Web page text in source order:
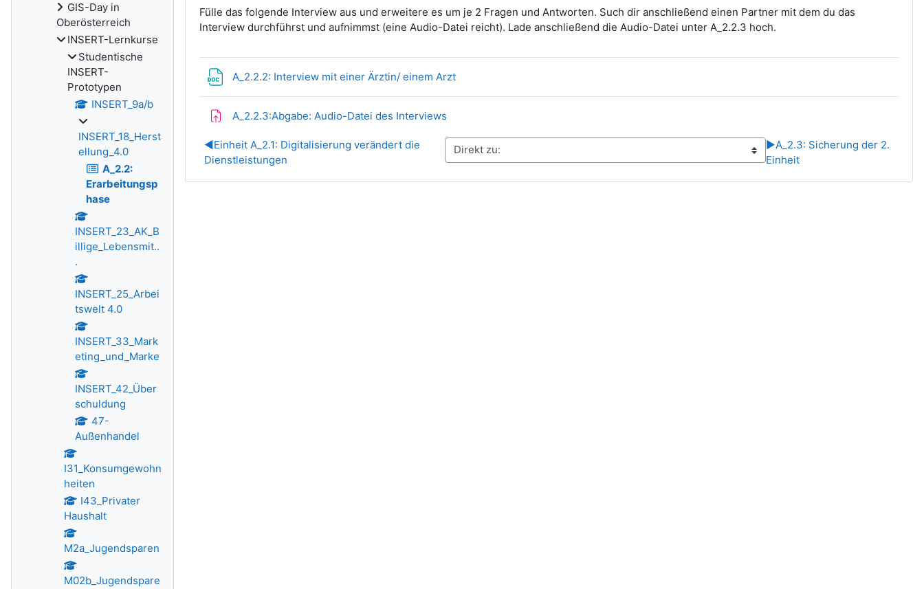
Fülle das folgende Interview aus und erweitere es um je 2 Fragen und Antworten. Such dir anschließend einen Partner mit dem du das
Interview durchführst und aufnimmst (eine Audio-Datei reicht). Lade anschließend die Audio-Datei unter A_2.2.3 hoch.
A_2.2.2: Interview mit einer Ärztin/ einem Arzt
A_2.2.3:Abgabe: Audio-Datei des InterviewsAufgabe
◀︎Einheit A_2.1: Digitalisierung verändert die
Dienstleistungen
▶︎A_2.3: Sicherung der 2.
Einheit
GIS-Day in
Oberösterreich
INSERT-Lernkurse
Studentische
INSERT-
Prototypen
INSERT_9a/b
INSERT_18_Herst
ellung_4.0
A_2.2:
Erarbeitungsp
hase
INSERT_23_AK_B
illige_Lebensmit..
.
INSERT_25_Arbei
tswelt 4.0
INSERT_33_Mark
eting_und_Marke
INSERT_42_Über
schuldung
47-
Außenhandel
I31_Konsumgewohn
heiten
I43_Privater
Haushalt
M2a_Jugendsparen
M02b_Jugendspare